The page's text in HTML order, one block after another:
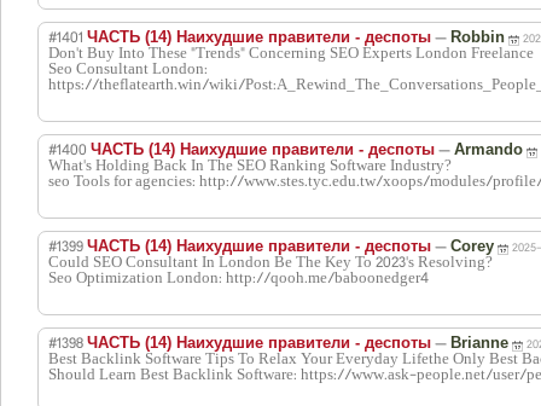
#1401 ЧАСТЬ (14) Наихудшие правители - деспоты — Robbin
Don't Buy Into These "Trends" Concerning SEO Experts London Freelance
Seo Consultant London:
https://theflatearth.win/wiki/
#1400 ЧАСТЬ (14) Наихудшие правители - деспоты — Armando
What's Holding Back In The SEO Ranking Software Industry?
seo Tools for agencies: http://www.stes.tyc.edu.tw/xoops/modules/
#1399 ЧАСТЬ (14) Наихудшие правители - деспоты — Corey
Could SEO Consultant In London Be The Key To 2023's Resolving?
Seo Optimization London: http://qooh.me/baboonedger4
#1398 ЧАСТЬ (14) Наихудшие правители - деспоты — Brianne
Best Backlink Software Tips To Relax Your Everyday Lifethe Only Best
Should Learn Best Backlink Software: https://www.ask-people.net/user/